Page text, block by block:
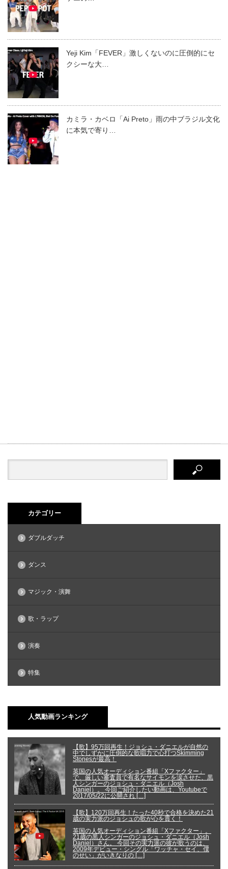
Yeji Kim「FEVER」激しくないのに圧倒的にセ
クシーな大…
カミラ・カベロ「Ai Preto」雨の中ブラジル文化
に本気で寄り…
カテゴリー
ダブルダッチ
ダンス
マジック・演舞
歌・ラップ
演奏
特集
人気動画ランキング
【歌】95万回再生！ジョシュ・ダニエルが自然の
中でしずかに圧倒的な歌唱力で心打つSkimming
Stonesが最高！
英国の人気オーディション番組「Xファクター」
で、厳しい審査員で有名なサイモンを涙させた、黒
人シンガーのジョシュ・ダニエル（Josh
Daniel）。 今回ご紹介したい動画は、Youtubeで
2017/05/22に公開され […]
【歌】120万回再生！たった40秒で合格を決めた21
歳の実力派のジョシュの歌が心を貫く！
英国の人気オーディション番組「Xファクター」。
21歳の黒人シンガーのジョシュ・ダニエル（Josh
Daniel）さん。 今回その実力派の彼が歌うのは、
2009年デビュー・シングル「ワッチャ・セイ、僕
のせい」がいきなりの […]